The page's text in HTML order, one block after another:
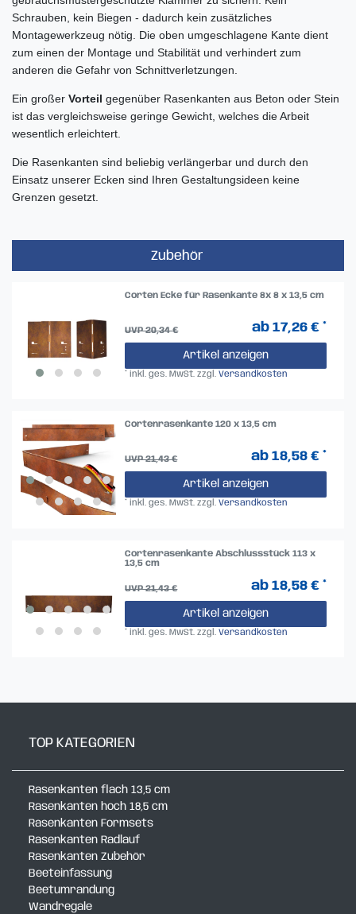
Schrauben, kein Biegen - dadurch kein zusätzliches
Montagewerkzeug nötig. Die oben umgeschlagene Kante dient
zum einen der Montage und Stabilität und verhindert zum
anderen die Gefahr von Schnittverletzungen.
Ein großer Vorteil gegenüber Rasenkanten aus Beton oder Stein
ist das vergleichsweise geringe Gewicht, welches die Arbeit
wesentlich erleichtert.
Die Rasenkanten sind beliebig verlängerbar und durch den
Einsatz unserer Ecken sind Ihren Gestaltungsideen keine
Grenzen gesetzt.
Zubehör
Corten Ecke für Rasenkante 8x 8 x 13,5 cm
UVP 20,34 € ab 17,26 € *
Artikel anzeigen
* inkl. ges. MwSt. zzgl.Versandkosten
Cortenrasenkante 120 x 13,5 cm
UVP 21,43 € ab 18,58 € *
Artikel anzeigen
* inkl. ges. MwSt. zzgl.Versandkosten
Cortenrasenkante Abschlussstück 113 x
13,5 cm
UVP 21,43 € ab 18,58 € *
Artikel anzeigen
* inkl. ges. MwSt. zzgl.Versandkosten
TOP KATEGORIEN
Rasenkanten flach 13,5 cm
Rasenkanten hoch 18,5 cm
Rasenkanten Formsets
Rasenkanten Radlauf
Rasenkanten Zubehör
Beeteinfassung
Beetumrandung
Wandregale